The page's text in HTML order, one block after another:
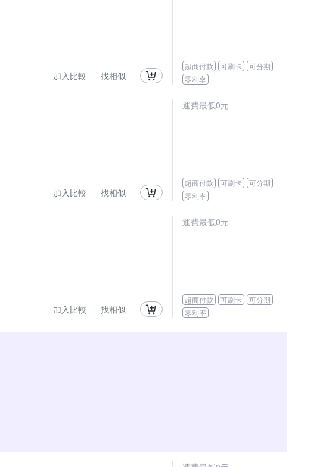
加入比較 找相似
超商付款 可刷卡
可分期
零利率
加入比較 找相似
運費最低0元
超商付款 可刷卡
可分期
零利率
加入比較 找相似
運費最低0元
超商付款 可刷卡
可分期
零利率